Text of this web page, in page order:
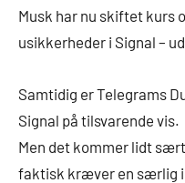
Musk har nu skiftet kurs
usikkerheder i Signal –
Samtidig er Telegrams
Signal på tilsvarende vis.
Men det kommer lidt
faktisk kræver en særlig